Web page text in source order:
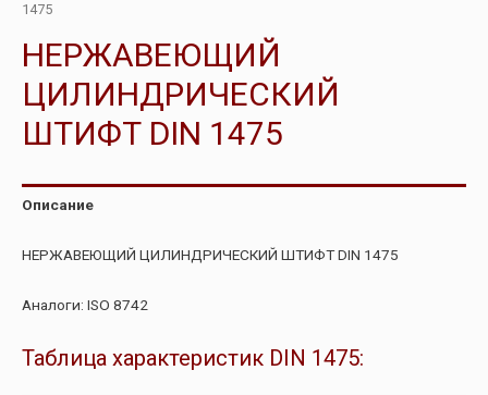
1475
НЕРЖАВЕЮЩИЙ
ЦИЛИНДРИЧЕСКИЙ
ШТИФТ DIN 1475
Описание
НЕРЖАВЕЮЩИЙ ЦИЛИНДРИЧЕСКИЙ ШТИФТ DIN 1475
Аналоги: ISO 8742
Таблица характеристик DIN 1475: